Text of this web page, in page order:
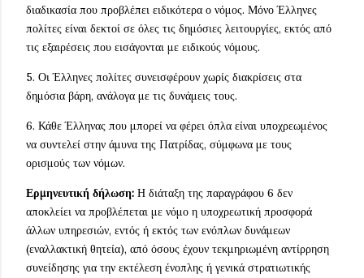
διαδικασία που προβλέπει ειδικότερα ο νόμος. Μόνο Έλληνες
πολίτες είναι δεκτοί σε όλες τις δημόσιες λειτουργίες, εκτός από
τις εξαιρέσεις που εισάγονται με ειδικούς νόμους.
5. Οι Έλληνες πολίτες συνεισφέρουν χωρίς διακρίσεις στα
δημόσια βάρη, ανάλογα με τις δυνάμεις τους.
6. Κάθε Έλληνας που μπορεί να φέρει όπλα είναι υποχρεωμένος
να συντελεί στην άμυνα της Πατρίδας, σύμφωνα με τους
ορισμούς των νόμων.
Ερμηνευτική δήλωση: Η διάταξη της παραγράφου 6 δεν
αποκλείει να προβλέπεται με νόμο η υποχρεωτική προσφορά
άλλων υπηρεσιών, εντός ή εκτός των ενόπλων δυνάμεων
(εναλλακτική θητεία), από όσους έχουν τεκμηριωμένη αντίρρηση
συνείδησης για την εκτέλεση ένοπλης ή γενικά στρατιωτικής